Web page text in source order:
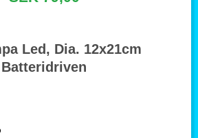
Led, Dia. 12x21cm
Batteridriven